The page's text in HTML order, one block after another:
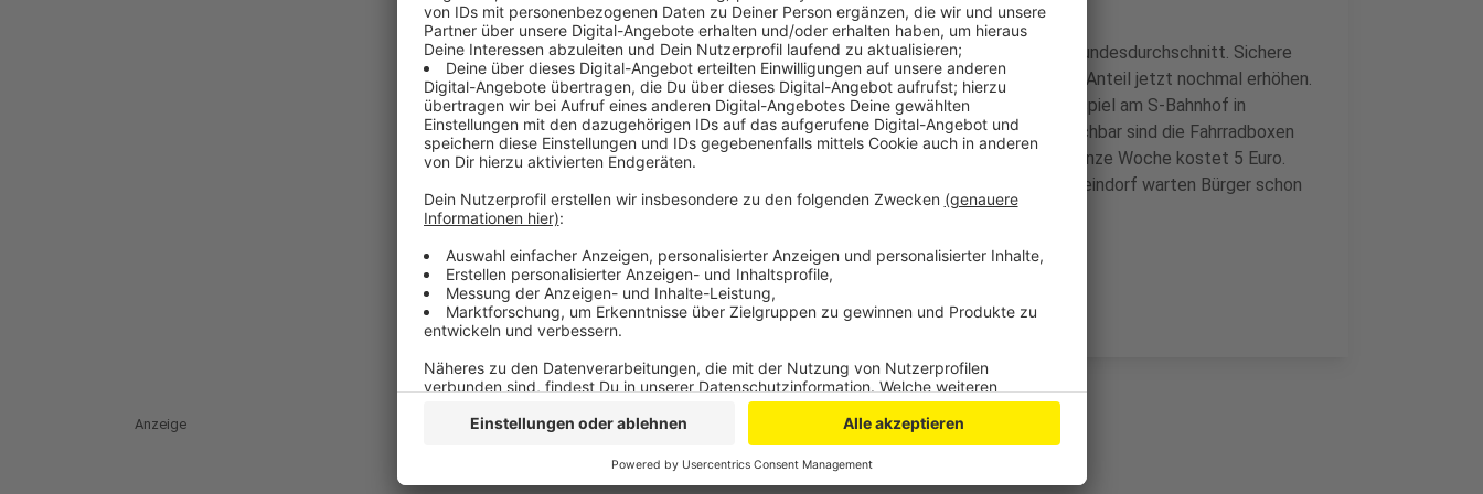
In Leverkusen ist der Anteil der Radfahrer mit 15% höher als im Bundesdurchschnitt. Sichere
Abstellanlagen wie die neuen Fahrradboxen sollen den Radfahrer-Anteil jetzt nochmal erhöhen.
Die Boxen stehen an wichtigen Verkehrsknotenpunkten. Zum Beispiel am S-Bahnhof in
Rheindorf, in Leverkusen-Mitte oder am Bahnhof Küppersteg. Buchbar sind die Fahrradboxen
spontan per App für einen Euro pro Tag. Der Stellplatz für eine ganze Woche kostet 5 Euro.
Kritik kommt an der langsamen Umsetzung durch die Stadt. In Rheindorf warten Bürger schon
seit sieben Jahren auf entsprechende Fahrradboxen.
Anzeige
Anzeige